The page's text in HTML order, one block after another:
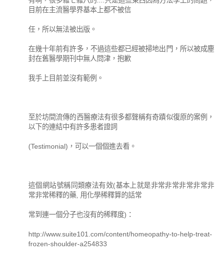
目前在主流醫學界基本上都不被信
任，所以無法被出版。
在幾十年前有許多，不過這些都已經被掃地出門，所以被成塵
封在舊醫學期刊中無人問津，抱歉
我手上目前並沒有範例。
至於坊間流傳的西醫療法有很多都聲稱有奇蹟似復原的案例，
以下的連結中有許多患者證詞
(Testimonial)，可以一個個進去看。
這個網站號稱同類療法有效(基本上就是非常非常非常非常非
常非常稀釋的藥, 用化學稀釋算的話常
常到連一個分子也沒有的稀釋度)：
http://www.suite101.com/content/homeopathy-to-help-treat-
frozen-shoulder-a254833